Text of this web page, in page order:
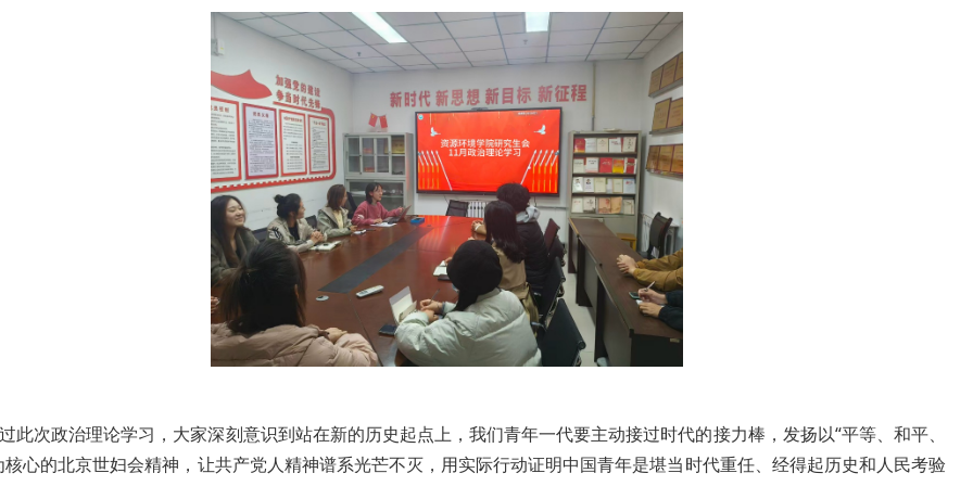
此次政治理论学习，大家深刻意识到站在新的历史起点上，我们青年一代要主动接过时代的接力棒，发扬以“平等、和平、
核心的北京世妇会精神，让共产党人精神谱系光芒不灭，用实际行动证明中国青年是堪当时代重任、经得起历史和人民考验